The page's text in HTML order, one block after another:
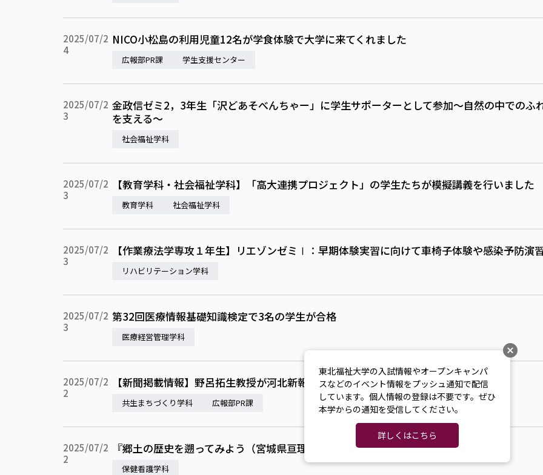
2025/07/2
4
NICO小松島の利用児童12名が学食体験で大学に来てくれました
広報部PR課 学生支援センター
2025/07/2
3
金政信ゼミ2，3年生「沢どあそべんちゃー」に学生サポーターとして参加～自然の中でのふ
を支える～
社会福祉学科
2025/07/2
3
【教育学科・社会福祉学科】「高大連携プロジェクト」の学生たちが模擬講義を行いました
教育学科 社会福祉学科
2025/07/2
3
【作業療法学専攻１年生】リエゾンゼミⅠ：早期体験実習に向けて車椅子体験や感染予防演
リハビリテーション学科
2025/07/2
3
第32回医療情報基礎知識検定で3名の学生が合格
医療経営管理学科
2025/07/2
2
【新聞掲載情報】野呂拓生教授が河北新報朝刊紙面の『座標』欄に執筆しました
共生まちづくり学科 広報部PR課
2025/07/2
2
『郷土の歴史を遡ってみよう（宮城県亘理郡）』を図書館に寄贈
保健看護学科
東北福祉大学の入試情報やオープンキャンパ
スなどのイベント情報をプッシュ通知で配信
しています。個人情報の登録は不要です。ぜひ
本学からの通知を受信してください。
詳しくはこちら